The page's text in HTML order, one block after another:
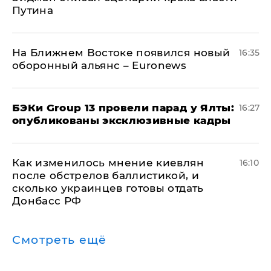
Путина
На Ближнем Востоке появился новый
оборонный альянс – Euronews
16:35
​БЭКи Group 13 провели парад у Ялты:
опубликованы эксклюзивные кадры
16:27
Как изменилось мнение киевлян
после обстрелов баллистикой, и
сколько украинцев готовы отдать
Донбасс РФ
16:10
Смотреть ещё